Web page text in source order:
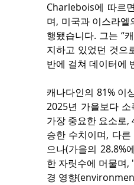
Charlebois에 따르
며, 미국과 이스라
행됐습니다. 그는 “
지하고 있었던 것으
반에 걸쳐 데이터에
캐나다인의 81% 이
2025년 가을보다
가장 중요한 요소로,
승한 수치이며, 다
으나(가을의 28.8%
한 자릿수에 머물며
경 영향